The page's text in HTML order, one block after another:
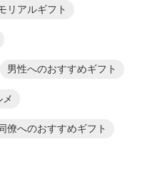
リアルギフト
男性へのおすすめギフト
僚へのおすすめギフト